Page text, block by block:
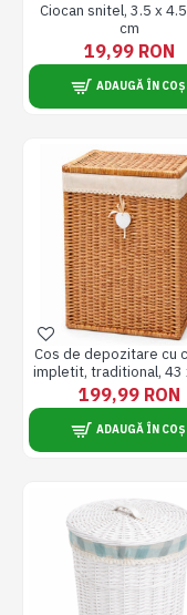
Ciocan snitel, 3.5 x
cm
19,99 RON
ADAUGĂ ÎN COȘ
Cos de depozitare cu
impletit, traditional, 43
53 cm
199,99 RON
ADAUGĂ ÎN COȘ